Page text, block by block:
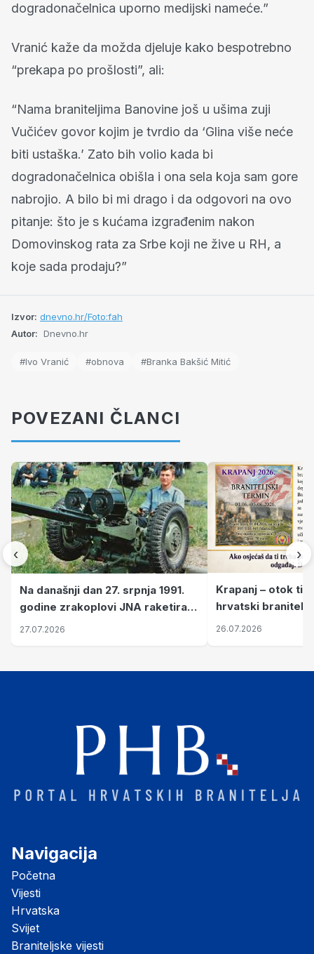
dogradonačelnica uporno medijski nameće.”
Vranić kaže da možda djeluje kako bespotrebno
“prekapa po prošlosti”, ali:
“Nama braniteljima Banovine još u ušima zuji
Vučićev govor kojim je tvrdio da ‘Glina više neće
biti ustaška.’ Zato bih volio kada bi
dogradonačelnica obišla i ona sela koja sam gore
nabrojio. A bilo bi mi drago i da odgovori na ovo
pitanje: što je s kućama izgrađenim nakon
Domovinskog rata za Srbe koji ne žive u RH, a
koje sada prodaju?”
Izvor: dnevno.hr/Foto:fah
Autor: Dnevno.hr
#Ivo Vranić #obnova #Branka Bakšić Mitić
POVEZANI ČLANCI
‹
Na današnji dan 27. srpnja 1991.
godine zrakoplovi JNA raketirali
su vojarnu i obučni centar "Nikola
27.07.2026
Krapanj – otok
hrvatski branitelji
pronalaze mir
26.07.2026
›
Navigacija
Početna
Vijesti
Hrvatska
Svijet
Braniteljske vijesti